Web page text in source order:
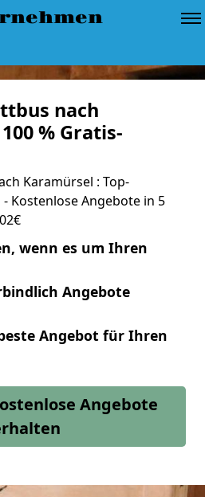
nach
% Gratis-
Karamürsel : Top-
Kostenlose Angebote in 5
wenn es um Ihren
Angebote
Angebot für Ihren
Angebote